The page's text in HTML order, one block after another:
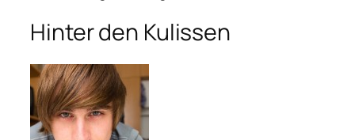
Hinter den Kulissen